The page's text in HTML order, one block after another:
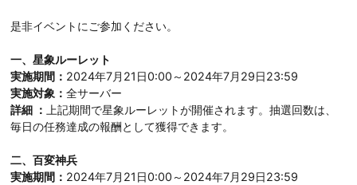
是非イベントにご参加ください。
一、星象ルーレット
実施期間： 2024年7月21日0:00～2024年7月29日23:59
実施対象：全サーバー
詳細 ：
上記期間で星象ルーレットが開催されます。抽選回数は、
毎日の任務達成の報酬として獲得できます。
二、百変神兵
実施期間： 2024年7月21日0:00～2024年7月29日23:59